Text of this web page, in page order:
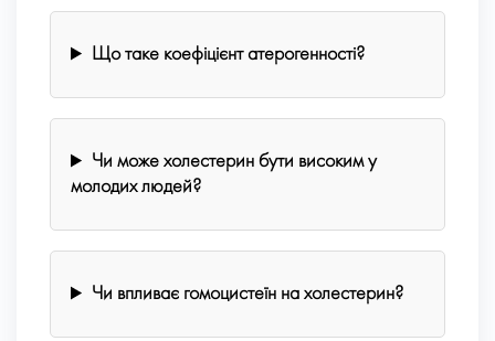
Що таке коефіцієнт атерогенності?
Чи може холестерин бути високим у
молодих людей?
Чи впливає гомоцистеїн на холестерин?